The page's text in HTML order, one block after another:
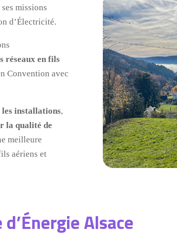
missions
d’Électricité.
réseaux en fils
Convention avec
les installations,
la qualité de
meilleure
aériens et
Alsace